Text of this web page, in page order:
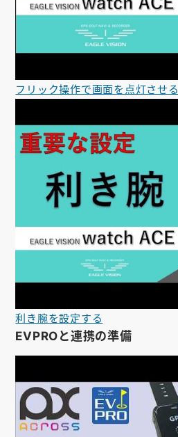
フリック操作で画面を点灯させる
利き腕を設定する
EVPROと連携の準備